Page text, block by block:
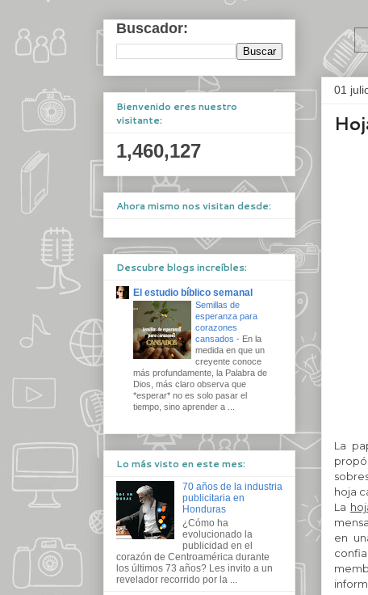
01
La
hoja
La
en
Buscador:
Bienvenido eres nuestro
visitante:
1,460,127
Ahora mismo nos visitan desde:
Descubre blogs increíbles:
El estudio bíblico semanal
Semillas de
esperanza para
corazones
cansados - En la
medida en que un
creyente conoce
más profundamente, la Palabra de
Dios, más claro observa que
*esperar* no es solo pasar el
tiempo, sino aprender a ...
Lo más visto en este mes:
70 años de la industria
publicitaria en
Honduras
¿Cómo ha
evolucionado la
publicidad en el
corazón de Centroamérica durante
los últimos 73 años? Les invito a un
revelador recorrido por la ...